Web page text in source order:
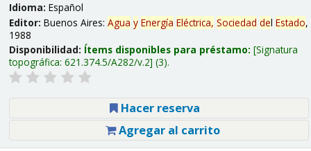
Idioma: Español
Editor: Buenos Aires: Agua y Energía Eléctrica, Sociedad del Estado,
1988
Disponibilidad: Ítems disponibles para préstamo: Signatura
topográfica: 621.374.5/A282/v.2 (3).
Hacer reserva
Agregar al carrito